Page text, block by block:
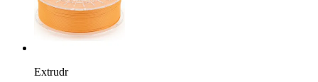
Extrudr